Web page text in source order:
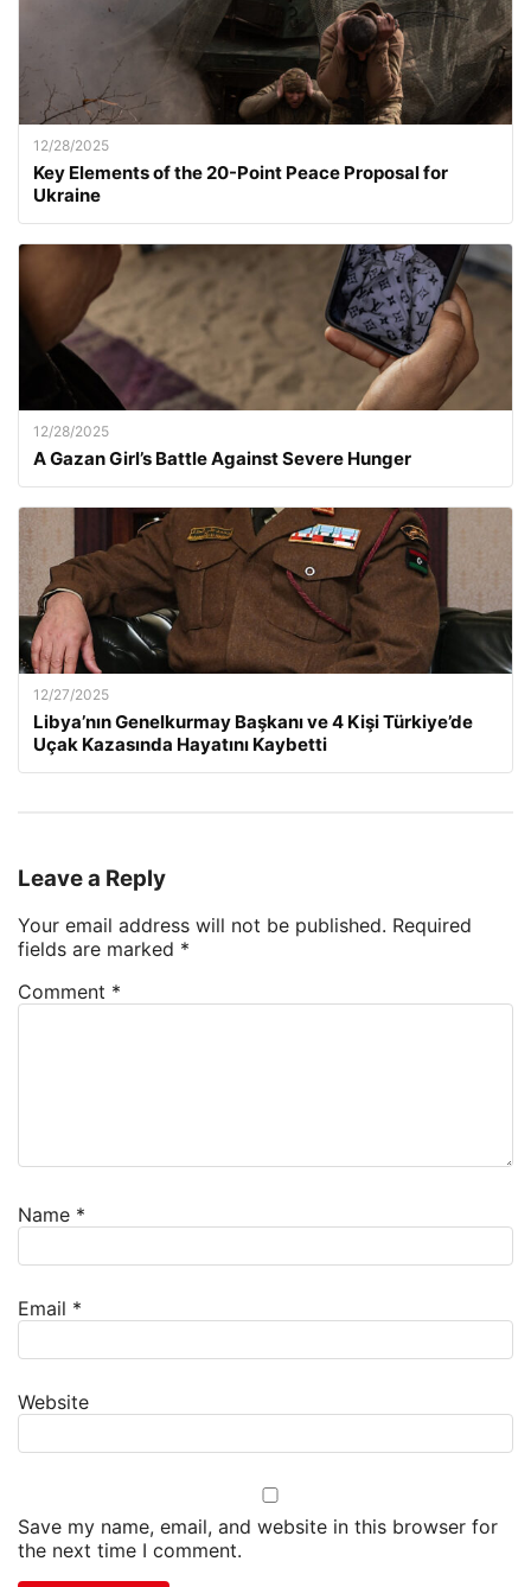
12/28/2025
Key Elements of the 20-Point Peace Proposal for
Ukraine
12/28/2025
A Gazan Girl’s Battle Against Severe Hunger
12/27/2025
Libya’nın Genelkurmay Başkanı ve 4 Kişi Türkiye’de
Uçak Kazasında Hayatını Kaybetti
Leave a Reply
Your email address will not be published. Required
fields are marked *
Comment *
Name *
Email *
Website
Save my name, email, and website in this browser for
the next time I comment.